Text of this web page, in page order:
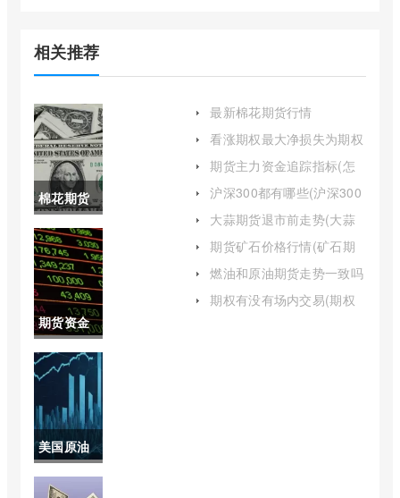
相关推荐
棉花期货
走势图最
新(美国棉
花期货走
势图)
期货资金
成本怎么
算(期货资
金费率怎
么算)
美国原油
期货历年
最新棉花期货行情
24050(最新棉花期货行情
240508)
看涨期权最大净损失为期权
费用(看涨期权的价格与执
行价格的关系)
期货主力资金追踪指标(怎
么看期货品种实时主力资
金)
沪深300都有哪些(沪深300
指数基金哪个好)
大蒜期货退市前走势(大蒜
期货上市时间)
期货矿石价格行情(矿石期
货走势图动态)
燃油和原油期货走势一致吗
(燃油与原油期货的关系)
期权有没有场内交易(期权